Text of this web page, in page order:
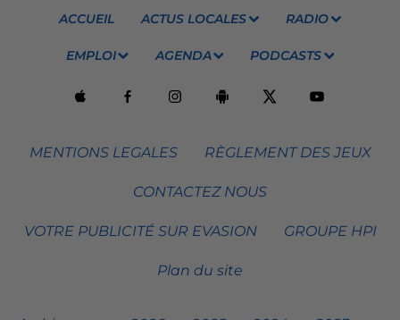
ACCUEIL ACTUS LOCALES RADIO
EMPLOI AGENDA PODCASTS
MENTIONS LEGALES RÈGLEMENT DES JEUX
CONTACTEZ NOUS
VOTRE PUBLICITÉ SUR EVASION GROUPE HPI
Plan du site